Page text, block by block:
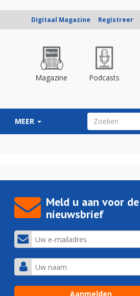
Digitaal Magazine Registreer
Magazine Podcasts
MEER ZOEKVELD
Meld u aan voor de
nieuwsbrief